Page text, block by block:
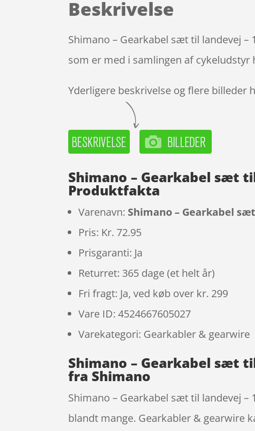
Beskrivelse
Shimano – Gearkabel sæt til landevej
som er med i samlingen af cykeludstyr
Yderligere beskrivelse og flere billeder
Shimano – Gearkabel sæt
Produktfakta
Varenavn: Shimano – Gearkabel
Pris: Kr. 72.95
Prisgaranti: Ja
Returret: 365 dage (et helt år)
Fri fragt: Ja, ved køb over kr. 299
Vare ID: 4524667605027
Varekategori: Gearkabler & gearwire
Shimano – Gearkabel sæt
fra Shimano
Shimano – Gearkabel sæt til landevej
blandt mange. Gearkabler & gearwire